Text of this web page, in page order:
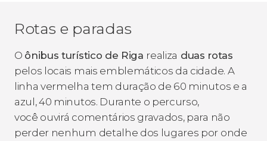
Rotas e paradas
O ônibus turístico de Riga realiza duas rotas
pelos locais mais emblemáticos da cidade. A
linha vermelha tem duração de 60 minutos e a
azul, 40 minutos. Durante o percurso,
você ouvirá comentários gravados, para não
perder nenhum detalhe dos lugares por onde